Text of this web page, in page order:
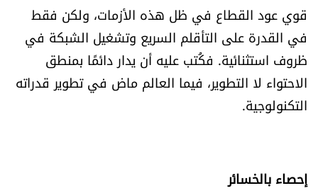
اقرأ تضحك
كاميرا
سجالات
قوي عود القطاع في ظل هذه الأزمات، ولكن فقط
في القدرة على التأقلم السريع وتشغيل الشبكة في
ظروف استثنائية. فكُتب عليه أن يدار دائمًا بمنطق
الاحتواء لا التطوير، فيما العالم ماض في تطوير قدراته
التكنولوجية.
إحصاء بالخسائر